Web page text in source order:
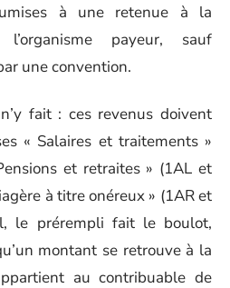
à une retenue à la
payeur, sauf
une convention.
fait : ces revenus doivent
« Salaires et traitements »
et retraites » (1AL et
à titre onéreux » (1AR et
le prérempli fait le boulot,
montant se retrouve à la
au contribuable de